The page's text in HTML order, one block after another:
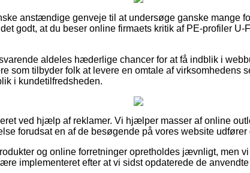
anstændige genveje til at undersøge ganske mange
godt, at du beser online firmaets kritik af PE-profiler U-
aldeles hæderlige chancer for at få indblik i
som tilbyder folk at levere en omtale af virksomhedens
i kundetilfredsheden.
ved hjælp af reklamer. Vi hjælper masser af online
forudsat en af de besøgende på vores website udfører
og online forretninger opretholdes jævnligt, men
implementeret efter at vi sidst opdaterede de